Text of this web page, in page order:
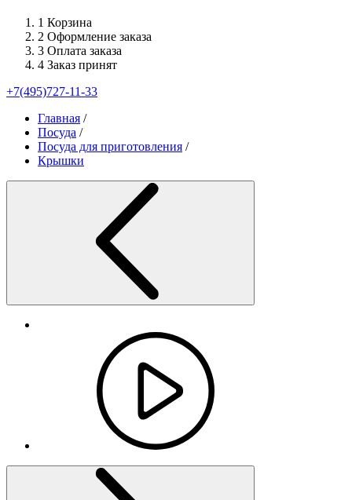
1 Корзина
2 Оформление заказа
3 Оплата заказа
4 Заказ принят
+7(495)727-11-33
Главная /
Посуда /
Посуда для приготовления /
Крышки